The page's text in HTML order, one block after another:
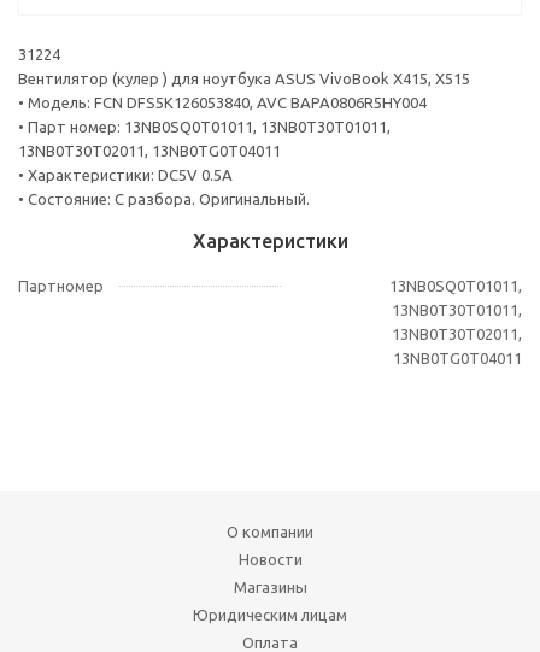
31224
Вентилятор (кулер ) для ноутбука ASUS VivoBook X415, X515
• Модель: FCN DFS5K126053840, AVC BAPA0806R5HY004
• Парт номер: 13NB0SQ0T01011, 13NB0T30T01011,
13NB0T30T02011, 13NB0TG0T04011
• Характеристики: DC5V 0.5A
• Состояние: С разбора. Оригинальный.
Характеристики
Партномер
13NB0SQ0T01011,
13NB0T30T01011,
13NB0T30T02011,
13NB0TG0T04011
О компании
Новости
Магазины
Юридическим лицам
Оплата